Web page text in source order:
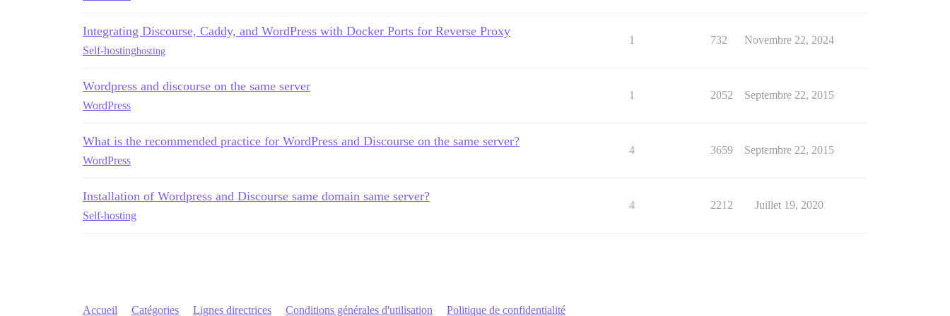
Integrating Discourse, Caddy, and WordPress with Docker Ports for Reverse Proxy
Self-hostinghosting
1 732 Novembre 22, 2024
Wordpress and discourse on the same server
WordPress
1 2052 Septembre 22, 2015
What is the recommended practice for WordPress and Discourse on the same server?
WordPress
4 3659 Septembre 22, 2015
Installation of Wordpress and Discourse same domain same server?
Self-hosting
4 2212 Juillet 19, 2020
Accueil Catégories Lignes directrices Conditions générales d'utilisation Politique de confidentialité